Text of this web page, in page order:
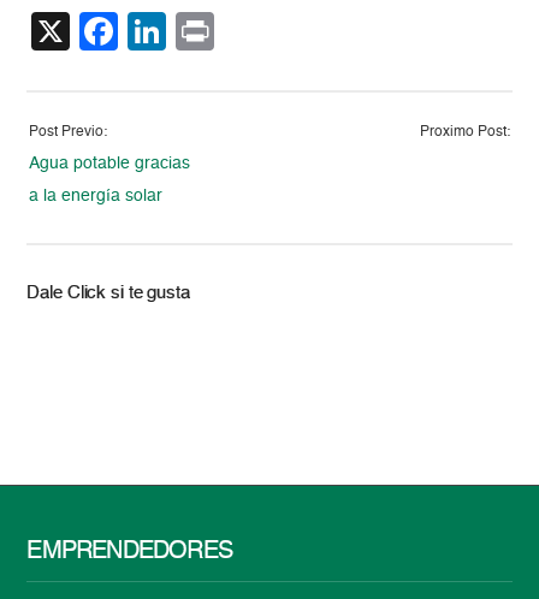
X Facebook
LinkedIn
Post Previo:
Agua potable gracias
a la energía solar
Proximo Post:
Dale Click si te gusta
EMPRENDEDORES